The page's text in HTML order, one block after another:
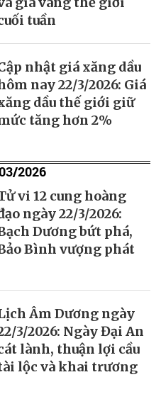
tuần
nhật giá xăng dầu
nay 22/3/2026: Giá
dầu thế giới giữ
tăng hơn 2%
2026
vi 12 cung hoàng
ngày 22/3/2026:
Dương bứt phá,
Bình vượng phát
Âm Dương ngày
3/2026: Ngày Đại An
lành, thuận lợi cầu
lộc và khai trương